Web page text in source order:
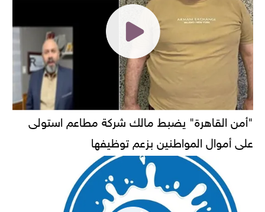
"أمن القاهرة" يضبط مالك شركة مطاعم استولى
على أموال المواطنين بزعم توظيفها